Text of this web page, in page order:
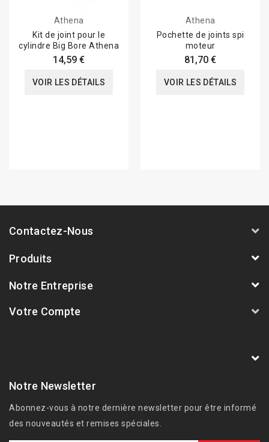
Athena
Kit de joint pour le
cylindre Big Bore Athena
14,59 €
VOIR LES DÉTAILS
Athena
Pochette de joints spi
moteur
81,70 €
VOIR LES DÉTAILS
Contactez-Nous
Produits
Notre Entreprise
Votre Compte
Notre Newsletter
Abonnez-vous à notre dernière newsletter pour être informé
des nouveautés et remises spéciales.